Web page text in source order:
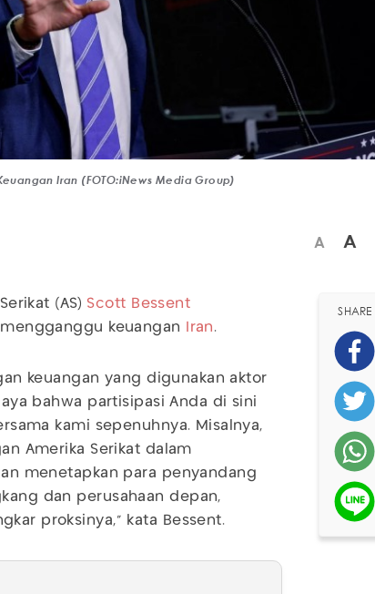
Iran (FOTO:iNews Media Group)
A A
(AS) Scott Bessent
keuangan
Iran .
keuangan yang digunakan aktor
bahwa partisipasi Anda di sini
kami sepenuhnya. Misalnya,
Amerika Serikat dalam
menetapkan para penyandang
dan perusahaan depan,
proksinya,” kata Bessent.
SHARE